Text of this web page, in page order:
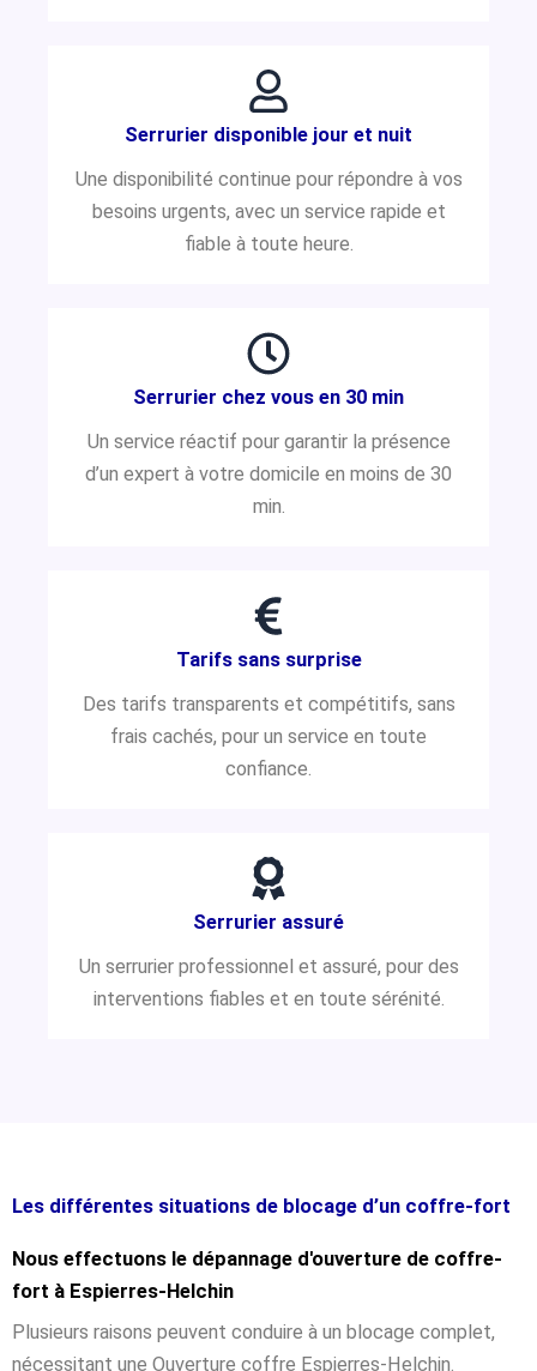
Serrurier disponible jour et nuit
Une disponibilité continue pour répondre à vos
besoins urgents, avec un service rapide et
fiable à toute heure.
Serrurier chez vous en 30 min
Un service réactif pour garantir la présence
d’un expert à votre domicile en moins de 30
min.
Tarifs sans surprise
Des tarifs transparents et compétitifs, sans
frais cachés, pour un service en toute
confiance.
Serrurier assuré
Un serrurier professionnel et assuré, pour des
interventions fiables et en toute sérénité.
Les différentes situations de blocage d’un coffre-fort
Nous effectuons le dépannage d'ouverture de coffre-
fort à Espierres-Helchin
Plusieurs raisons peuvent conduire à un blocage complet,
nécessitant une Ouverture coffre Espierres-Helchin.